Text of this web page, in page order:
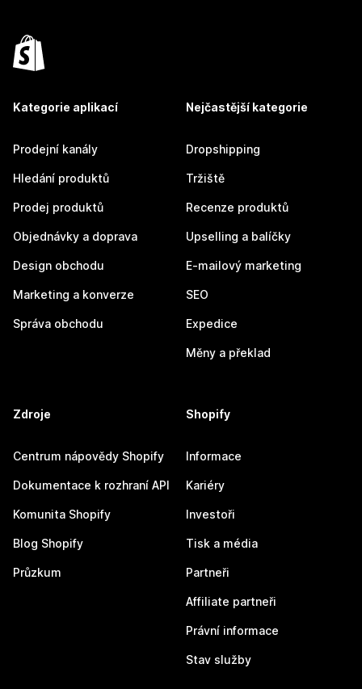
Kategorie aplikací
Prodejní kanály
Hledání produktů
Prodej produktů
Objednávky a doprava
Design obchodu
Marketing a konverze
Správa obchodu
Nejčastější kategorie
Dropshipping
Tržiště
Recenze produktů
Upselling a balíčky
E-mailový marketing
SEO
Expedice
Měny a překlad
Zdroje
Centrum nápovědy Shopify
Dokumentace k rozhraní API
Komunita Shopify
Blog Shopify
Průzkum
Shopify
Informace
Kariéry
Investoři
Tisk a média
Partneři
Affiliate partneři
Právní informace
Stav služby